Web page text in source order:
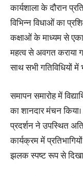
कार्यशाला के दौरान
विभिन्न विधाओं का
कक्षाओं के माध्यम से
महत्व से अवगत कराया
साथ सभी गतिविधियों में
समापन समारोह में
का शानदार मंचन
प्रदर्शन ने उपस्थित
कार्यक्रम में
झलक स्पष्ट रूप से